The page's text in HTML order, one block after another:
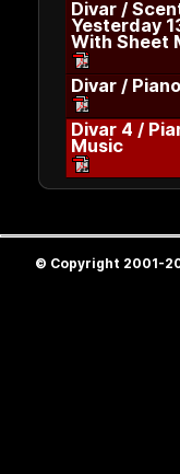
Divar /
Yesterday
With Sheet
Divar /
Divar 4 /
Music
© Copyright 2001-